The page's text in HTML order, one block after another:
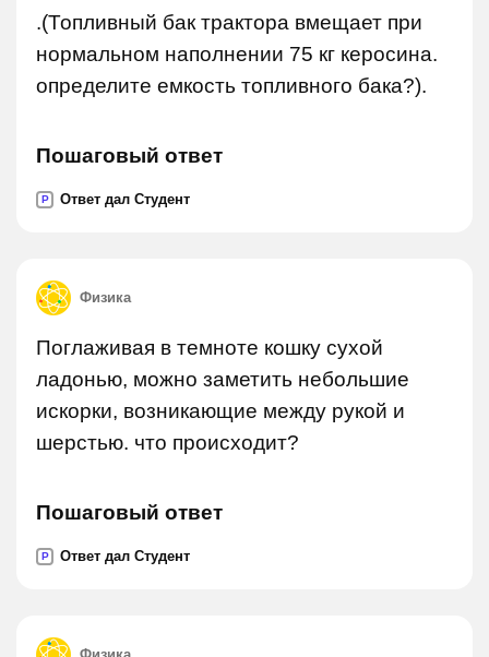
.(Топливный бак трактора вмещает при
нормальном наполнении 75 кг керосина.
определите емкость топливного бака?).
Пошаговый ответ
P Ответ дал Студент
Физика
Поглаживая в темноте кошку сухой
ладонью, можно заметить небольшие
искорки, возникающие между рукой и
шерстью. что происходит?
Пошаговый ответ
P Ответ дал Студент